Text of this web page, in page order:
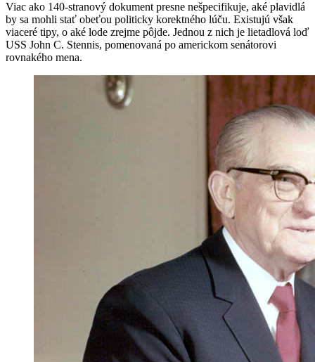
Viac ako 140-stranový dokument presne nešpecifikuje, aké plavidlá
by sa mohli stať obeťou politicky korektného lúču. Existujú však
viaceré tipy, o aké lode zrejme pôjde. Jednou z nich je lietadlová loď
USS John C. Stennis, pomenovaná po americkom senátorovi
rovnakého mena.